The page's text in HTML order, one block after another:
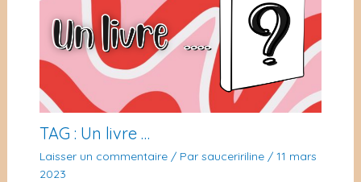
TAG : Un livre …
Laisser un commentaire / Par sauceririline / 11 mars
2023